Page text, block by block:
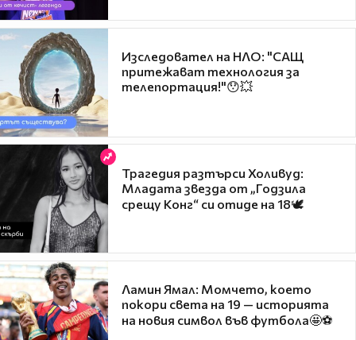
Изследовател на НЛО: "САЩ
притежават технология за
телепортация!"😯💥
Трагедия разтърси Холивуд:
Младата звезда от „Годзила
срещу Конг“ си отиде на 18🕊️
Ламин Ямал: Момчето, което
покори света на 19 — историята
на новия символ във футбола🤩⚽